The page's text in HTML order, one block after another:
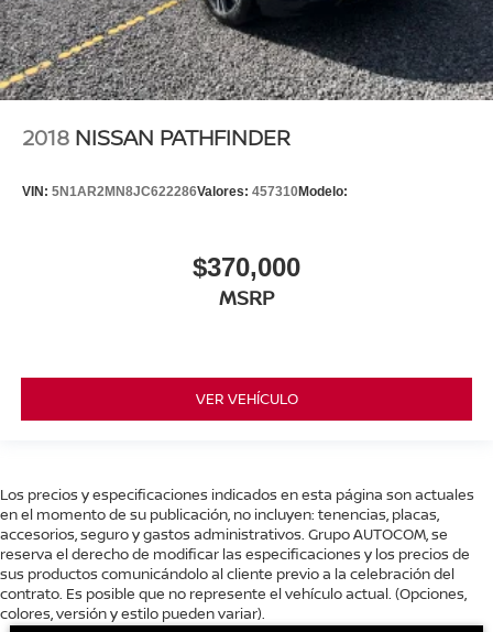
2018 NISSAN PATHFINDER
VIN: 5N1AR2MN8JC622286Valores: 457310Modelo:
$370,000
MSRP
VER VEHÍCULO
Los precios y especificaciones indicados en esta página son actuales
en el momento de su publicación, no incluyen: tenencias, placas,
accesorios, seguro y gastos administrativos. Grupo AUTOCOM, se
reserva el derecho de modificar las especificaciones y los precios de
sus productos comunicándolo al cliente previo a la celebración del
contrato. Es posible que no represente el vehículo actual. (Opciones,
colores, versión y estilo pueden variar).